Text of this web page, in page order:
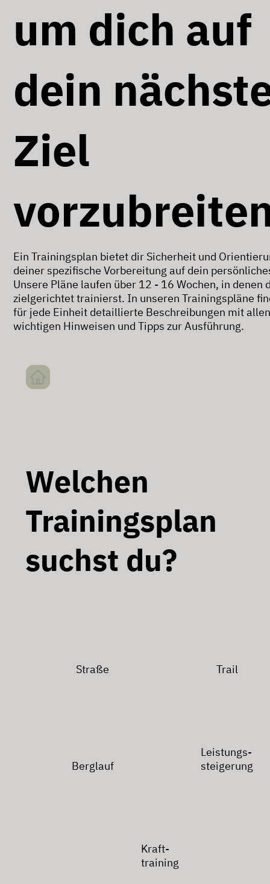
Straße Trail
Berglauf
Leistungs-
steigerung
Kraft-
training
Welchen
Trainingsplan
suchst du?
um dich auf
dein
Ziel
Ein Trainingsplan bietet dir Sicherheit und
deiner spezifische Vorbereitung auf dein
Unsere Pläne laufen über 12 - 16 Wochen, in denen
zielgerichtet trainierst. In unseren Trainingspläne
für jede Einheit detaillierte Beschreibungen mit
wichtigen Hinweisen und Tipps zur Ausführung.